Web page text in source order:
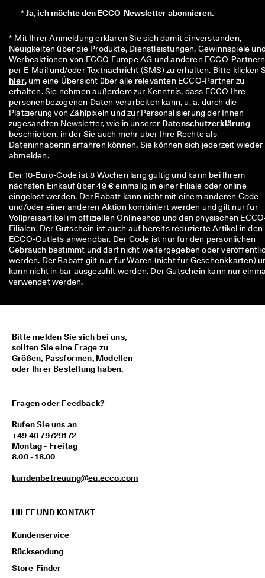
*Ja, ich möchte den ECCO-Newsletter abonnieren.
* Mit Ihrer Anmeldung erklären Sie sich damit einverstanden,
Neuigkeiten über die Produkte, Dienstleistungen, Gewinnspiele
Werbeaktionen von ECCO Europe AG und anderen ECCO-Partnern
hier, um eine Übersicht über alle relevanten ECCO-Partner zu
erhalten. Sie nehmen außerdem zur Kenntnis, dass ECCO Ihre
personenbezogenen Daten verarbeiten kann, u. a. durch die
Platzierung von Zählpixeln und zur Personalisierung der Ihnen
zugesandten Newsletter, wie in unserer Datenschutzerklärung
beschrieben, in der Sie auch mehr über Ihre Rechte als
Dateninhaber:in erfahren können. Sie können sich jederzeit wieder
abmelden.
Der 10-Euro-Code ist 8 Wochen lang gültig und kann bei Ihrem
nächsten Einkauf über 49 € einmalig in einer Filiale oder online
eingelöst werden. Der Rabatt kann nicht mit einem anderen Code
und/oder einer anderen Aktion kombiniert werden und gilt nur für
Vollpreisartikel im offiziellen Onlineshop und den physischen
Filialen. Der Gutschein ist auch auf bereits reduzierte Artikel in den
ECCO-Outlets anwendbar. Der Code ist nur für den persönlichen
Gebrauch bestimmt und darf nicht weitergegeben oder
werden. Der Rabatt gilt nur für Waren (nicht für Geschenkkarten)
kann nicht in bar ausgezahlt werden. Der Gutschein kann nur
verwendet werden.
Bitte melden Sie sich bei uns,
sollten Sie eine Frage zu
Größen, Passformen, Modellen
oder Ihrer Bestellung haben.
Fragen oder Feedback?
Rufen Sie uns an
+49 40 79729172
Montag - Freitag
8.00 - 18.00
kundenbetreuung@eu.ecco.com
HILFE UND KONTAKT
Kundenservice
Rücksendung
Store-Finder